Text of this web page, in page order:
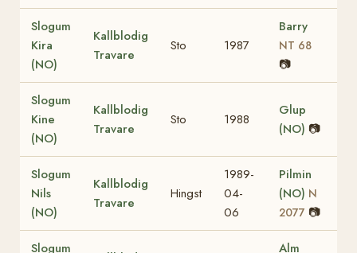
Slogum
Kira
(NO)
Kallblodig
Travare
Sto 1987
Barry
NT 68
📷
Slogum
Kine
(NO)
Kallblodig
Travare
Sto 1988
Glup
(NO) 📷
Slogum
Nils
(NO)
Kallblodig
Travare
Hingst
1989-
04-
06
Pilmin
(NO) N
2077 📷
Slogum Alm